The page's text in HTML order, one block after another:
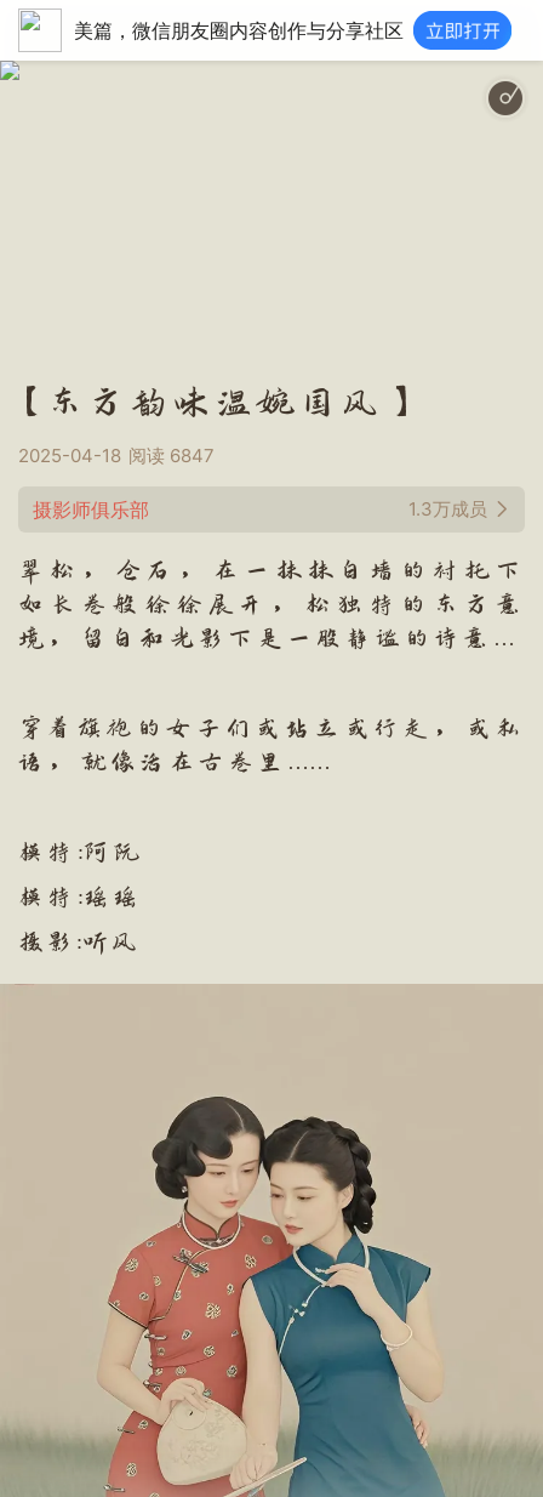
美篇，微信朋友圈内容创作与分享社区
【东方韵味温婉国风】
2025-04-18 阅读 6847
摄影师俱乐部 1.3万成员
翠松，仓石，在一抹抹白墙的衬托下
如长卷般徐徐展开，松独特的东方意
境，留白和光影下是一股静谧的诗意…
穿着旗袍的女子们或站立或行走，或私
语，就像活在古卷里……
模特:阿阮
模特:瑶瑶
​摄影:听风